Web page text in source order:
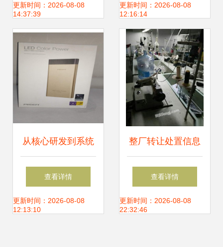
脑的情怀与今日下
载指南
更新时间：2026-08-08
14:37:39
软芯电缆在硬件研
发中的应用与优势
更新时间：2026-08-08
12:16:14
从核心研发到系统
集成 解读先机硬件
科技的战略布局
查看详情
更新时间：2026-08-08
12:13:10
整厂转让处置信息
设备齐全大型服装
厂转让,9成新电脑
查看详情
更新时间：2026-08-08
22:32:46